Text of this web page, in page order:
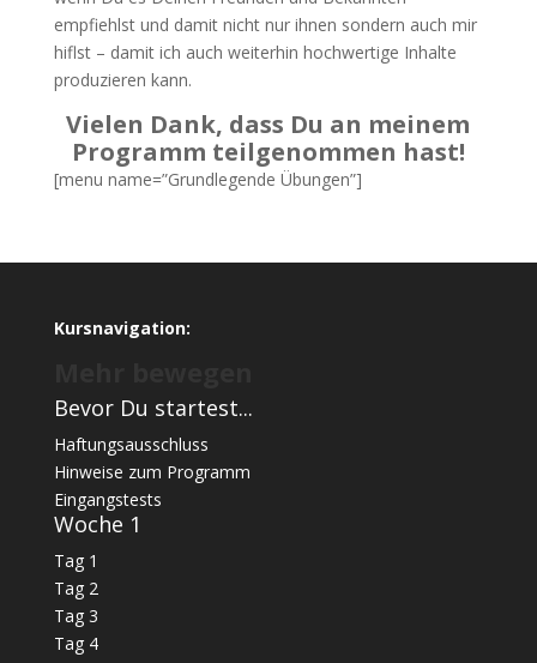
empfiehlst und damit nicht nur ihnen sondern auch mir
hiflst – damit ich auch weiterhin hochwertige Inhalte
produzieren kann.
Vielen Dank, dass Du an meinem
Programm teilgenommen hast!
[menu name=”Grundlegende Übungen”]
Kursnavigation:
Bevor Du startest...
Haftungsausschluss
Hinweise zum Programm
Eingangstests
Woche 1
Tag 1
Tag 2
Tag 3
Tag 4